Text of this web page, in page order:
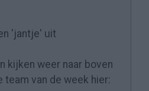
'jantje' uit
kijken weer naar boven
van de week hier: